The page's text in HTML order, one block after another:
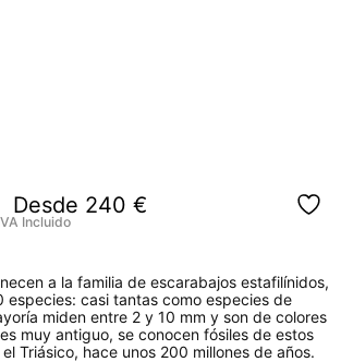
Desde 240€
Incluido
a la familia de escarabajos estafilínidos,
especies: casi tantas como especies de
miden entre 2 y 10 mm y son de colores
muy antiguo, se conocen fósiles de estos
Triásico, hace unos 200 millones de años.